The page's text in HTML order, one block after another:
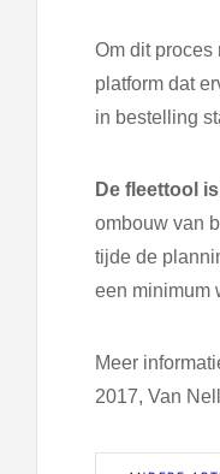
Om dit proces
platform dat
in bestelling
De fleettool
ombouw van
tijde de
een minimum
Meer
2017, Van